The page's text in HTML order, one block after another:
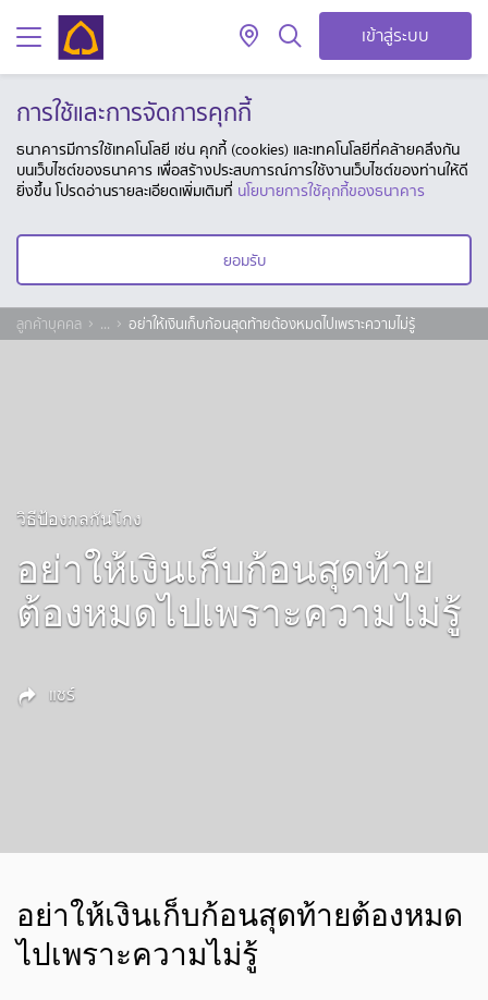
เข้าสู่ระบบ
การใช้และการจัดการคุกกี้
ธนาคารมีการใช้เทคโนโลยี เช่น คุกกี้ (cookies) และเทคโนโลยีที่คล้ายคลึงกัน
บนเว็บไซต์ของธนาคาร เพื่อสร้างประสบการณ์การใช้งานเว็บไซต์ของท่านให้ดี
ยิ่งขึ้น โปรดอ่านรายละเอียดเพิ่มเติมที่ นโยบายการใช้คุกกี้ของธนาคาร
ยอมรับ
ลูกค้าบุคคล ... อย่าให้เงินเก็บก้อนสุดท้ายต้องหมดไปเพราะความไม่รู้
วิธีป้องกลกันโกง
อย่าให้เงินเก็บก้อนสุดท้าย
ต้องหมดไปเพราะความไม่รู้
แชร์
อย่าให้เงินเก็บก้อนสุดท้ายต้องหมด
ไปเพราะความไม่รู้